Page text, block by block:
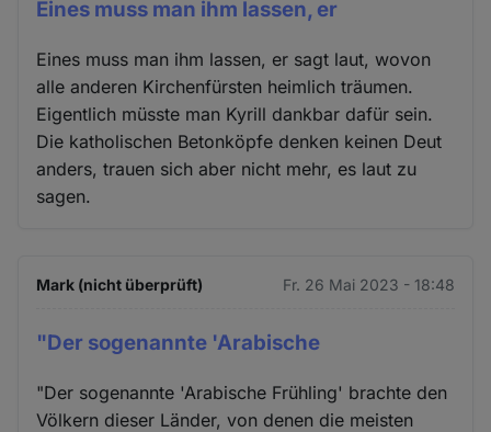
Eines muss man ihm lassen, er
Eines muss man ihm lassen, er sagt laut, wovon
alle anderen Kirchenfürsten heimlich träumen.
Eigentlich müsste man Kyrill dankbar dafür sein.
Die katholischen Betonköpfe denken keinen Deut
anders, trauen sich aber nicht mehr, es laut zu
sagen.
Mark (nicht überprüft) Fr. 26 Mai 2023 - 18:48
"Der sogenannte 'Arabische
"Der sogenannte 'Arabische Frühling' brachte den
Völkern dieser Länder, von denen die meisten